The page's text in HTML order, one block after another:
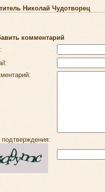
Николай Чудотворец
комментарий
подтверждения: